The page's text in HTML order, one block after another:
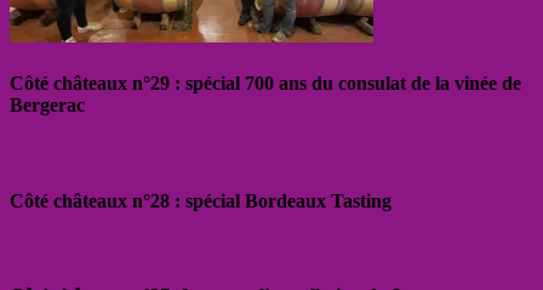
Côté châteaux n°29 : spécial 700 ans du consulat de la vinée de
Bergerac
Côté châteaux n°28 : spécial Bordeaux Tasting